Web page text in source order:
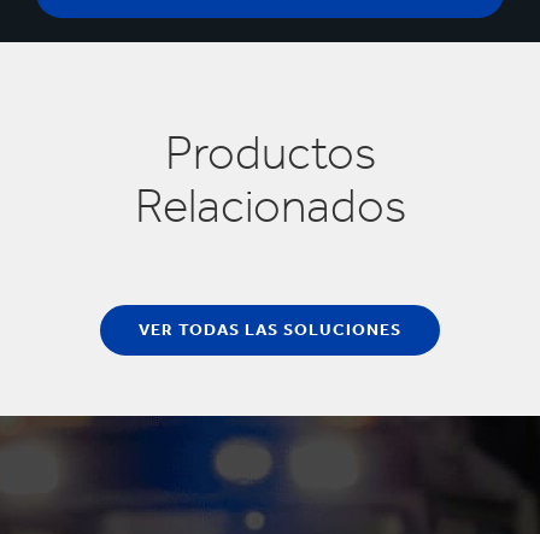
Productos
Relacionados
VER TODAS LAS SOLUCIONES